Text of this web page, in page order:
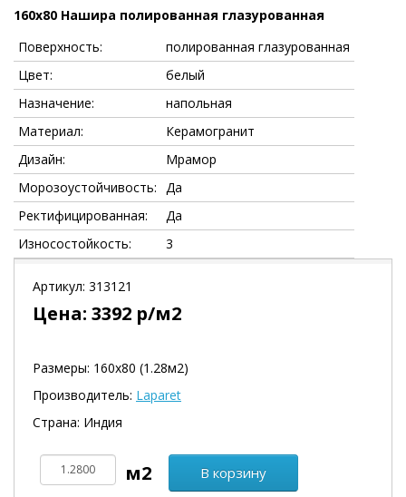
160x80 Нашира полированная глазурованная
Поверхность:
полированная глазурованная
Цвет:
белый
Назначение:
напольная
Материал:
Керамогранит
Дизайн:
Мрамор
Морозоустойчивость:
Да
Ректифицированная:
Да
Износостойкость:
3
Артикул: 313121
Цена: 3392 р/м2
Размеры: 160х80 (1.28м2)
Производитель: Laparet
Страна: Индия
В корзину